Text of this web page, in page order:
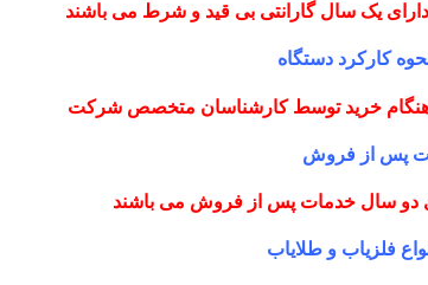
یک سال گارانتی بی قید و شرط می باشند
کارکرد دستگاه
هنگام خرید توسط کارشناسان متخصص شرکت
پس از فروش
دو سال خدمات پس از فروش می باشند
فلزیاب و طلایاب